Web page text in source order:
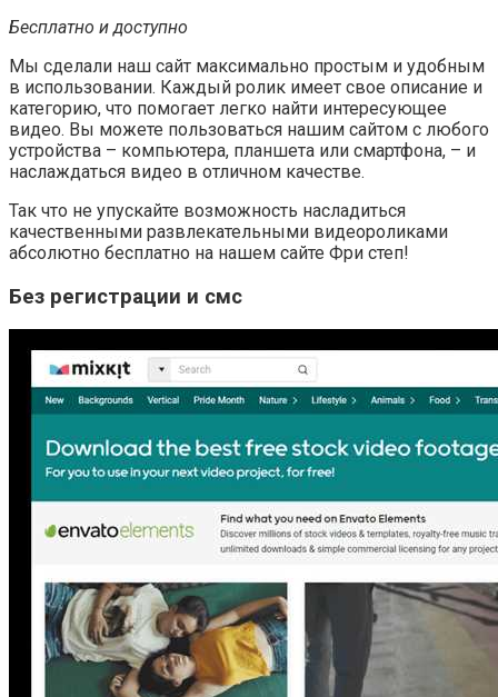
Бесплатно и доступно
Мы сделали наш сайт максимально простым и удобным
в использовании. Каждый ролик имеет свое описание и
категорию, что помогает легко найти интересующее
видео. Вы можете пользоваться нашим сайтом с любого
устройства – компьютера, планшета или смартфона, – и
наслаждаться видео в отличном качестве.
Так что не упускайте возможность насладиться
качественными развлекательными видеороликами
абсолютно бесплатно на нашем сайте Фри степ!
Без регистрации и смс